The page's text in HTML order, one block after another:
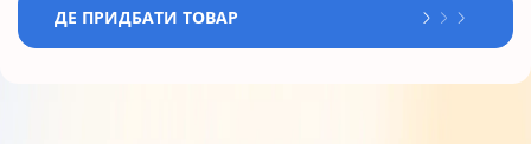
ДЕ ПРИДБАТИ ТОВАР